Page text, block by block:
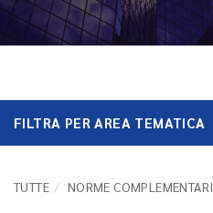
FILTRA PER AREA TEMATICA
TUTTE NORME COMPLEMENTARI